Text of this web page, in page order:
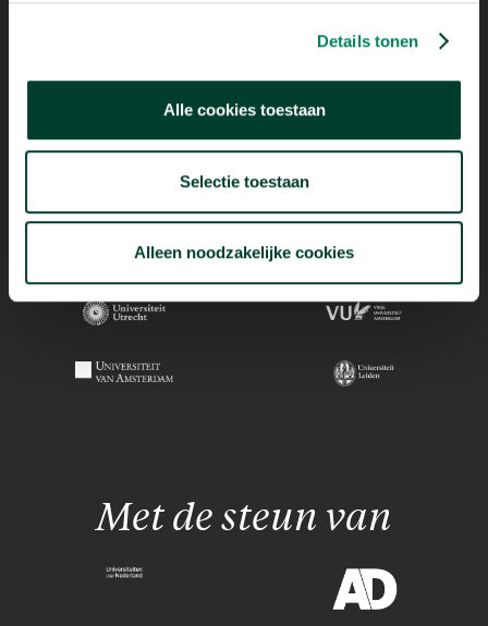
Details tonen
Alle cookies toestaan
Selectie toestaan
Alleen noodzakelijke cookies
Met de steun van